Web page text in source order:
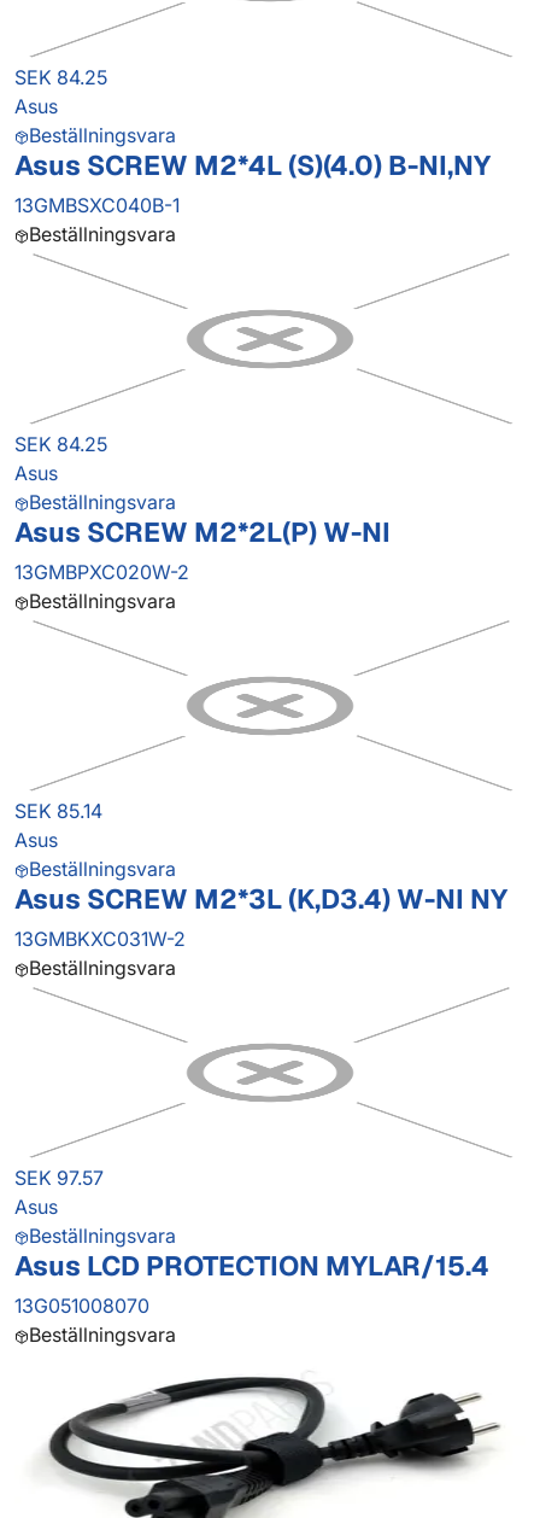
SEK 84.25
Asus
Beställningsvara
Asus SCREW M2*4L (S)(4.0) B-NI,NY
13GMBSXC040B-1
Beställningsvara
SEK 84.25
Asus
Beställningsvara
Asus SCREW M2*2L(P) W-NI
13GMBPXC020W-2
Beställningsvara
SEK 85.14
Asus
Beställningsvara
Asus SCREW M2*3L (K,D3.4) W-NI NY
13GMBKXC031W-2
Beställningsvara
SEK 97.57
Asus
Beställningsvara
Asus LCD PROTECTION MYLAR/15.4
13G051008070
Beställningsvara